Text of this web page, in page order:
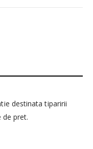
destinata tiparirii
pret.